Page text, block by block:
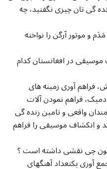
گی تان چیزی نگفتید، چه
و موتور آرگن را نواخته
در افغانستان کدام
فراهم آوری زمینه های
فراهم نمودن آلات
واقعی و تامین زنده گی
و انکشاف موسیقی را فراهم
اکنون چی نقشی داشته است ؟
یکتعداد آهنگهای